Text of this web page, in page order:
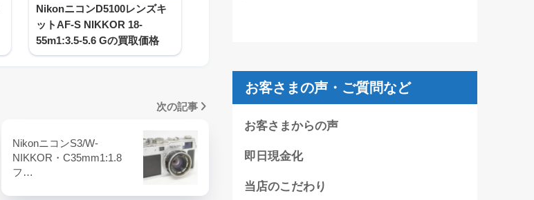
NikonニコンD5100レンズキ
ットAF-S NIKKOR 18-
55m1:3.5-5.6 Gの買取価格
次の記事
NikonニコンS3/W-
NIKKOR・C35mm1:1.8
フ…
お客さまの声・ご質問など
お客さまからの声
即日現金化
当店のこだわり